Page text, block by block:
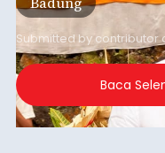
balitribune.co.id I
Buleleng Nyoman
Gede Supriatna ke
Gerokgak, Sabtu (8/8/
persoalan yang masih
jalan desa yang rusak
yang belum optimal,
Buleleng